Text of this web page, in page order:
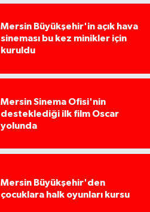
Mersin Büyükşehir'in açık hava
sineması bu kez minikler için
kuruldu
Mersin Sinema Ofisi'nin
desteklediği ilk film Oscar
yolunda
Mersin Büyükşehir'den
çocuklara halk oyunları kursu